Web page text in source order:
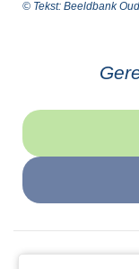
© Tekst: Beeldbank